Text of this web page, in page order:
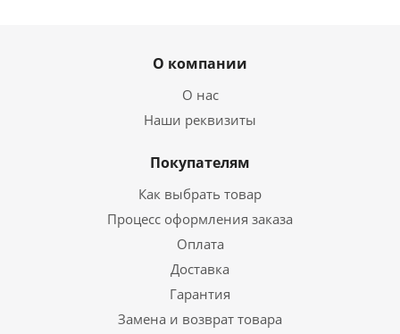
О компании
О нас
Наши реквизиты
Покупателям
Как выбрать товар
Процесс оформления заказа
Оплата
Доставка
Гарантия
Замена и возврат товара